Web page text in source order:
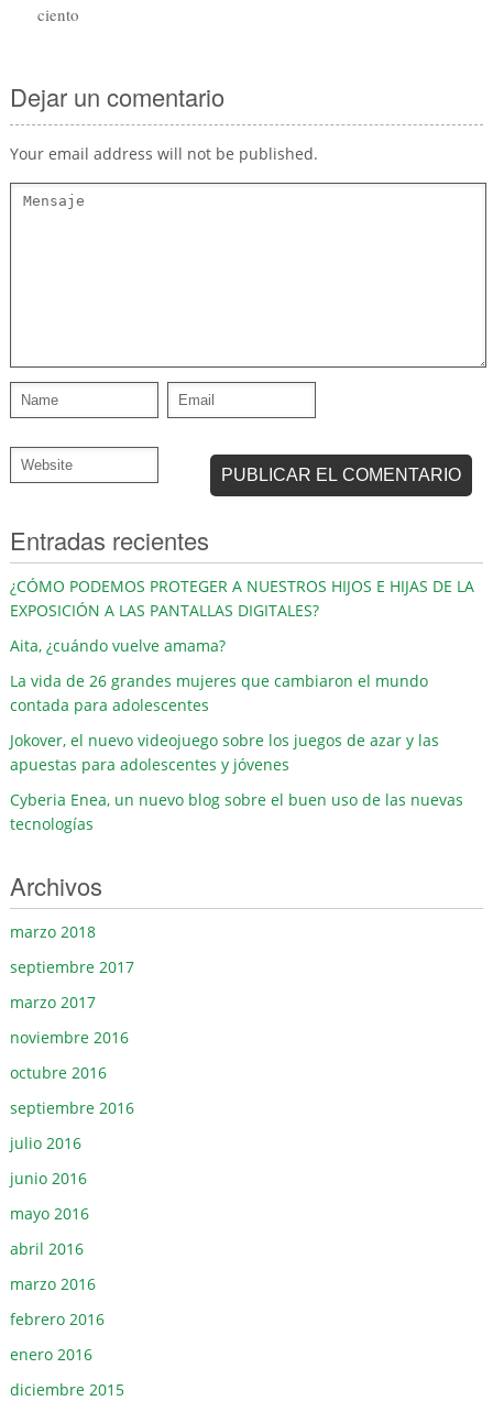
ciento
Dejar un comentario
Your email address will not be published.
Entradas recientes
¿CÓMO PODEMOS PROTEGER A NUESTROS HIJOS E HIJAS DE LA
EXPOSICIÓN A LAS PANTALLAS DIGITALES?
Aita, ¿cuándo vuelve amama?
La vida de 26 grandes mujeres que cambiaron el mundo
contada para adolescentes
Jokover, el nuevo videojuego sobre los juegos de azar y las
apuestas para adolescentes y jóvenes
Cyberia Enea, un nuevo blog sobre el buen uso de las nuevas
tecnologías
Archivos
marzo 2018
septiembre 2017
marzo 2017
noviembre 2016
octubre 2016
septiembre 2016
julio 2016
junio 2016
mayo 2016
abril 2016
marzo 2016
febrero 2016
enero 2016
diciembre 2015